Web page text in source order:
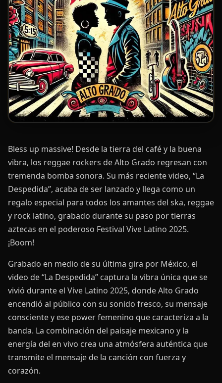
Bless up massive! Desde la tierra del café y la buena
vibra, los reggae rockers de Alto Grado regresan con
tremenda bomba sonora. Su más reciente video, “La
Despedida”, acaba de ser lanzado y llega como un
regalo especial para todos los amantes del ska, reggae
y rock latino, grabado durante su paso por tierras
aztecas en el poderoso Festival Vive Latino 2025.
¡Boom!
Grabado en medio de su última gira por México, el
video de “La Despedida” captura la vibra única que se
vivió durante el Vive Latino 2025, donde Alto Grado
encendió al público con su sonido fresco, su mensaje
consciente y ese power femenino que caracteriza a la
banda. La combinación del paisaje mexicano y la
energía del en vivo crea una atmósfera auténtica que
transmite el mensaje de la canción con fuerza y
corazón.